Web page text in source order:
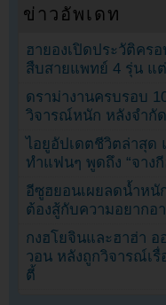
ข่าวอัพเดท
ฮายองเปิดประวัติคร
สืบสายแพทย์ 4 รุ่น แ
ดราม่างานครบรอบ
วิจารณ์หนัก หลังจำกั
ไอยูอัปเดตชีวิตล่าสุด
ทำแฟนๆ พูดถึง “จางกี
อีซูฮยอนเผยลดน้ำหนั
ต้องสู้กับความอยากอ
กงฮโยจินและฮาฮ่า อ
วอน หลังถูกวิจารณ์เรื่
ตี้